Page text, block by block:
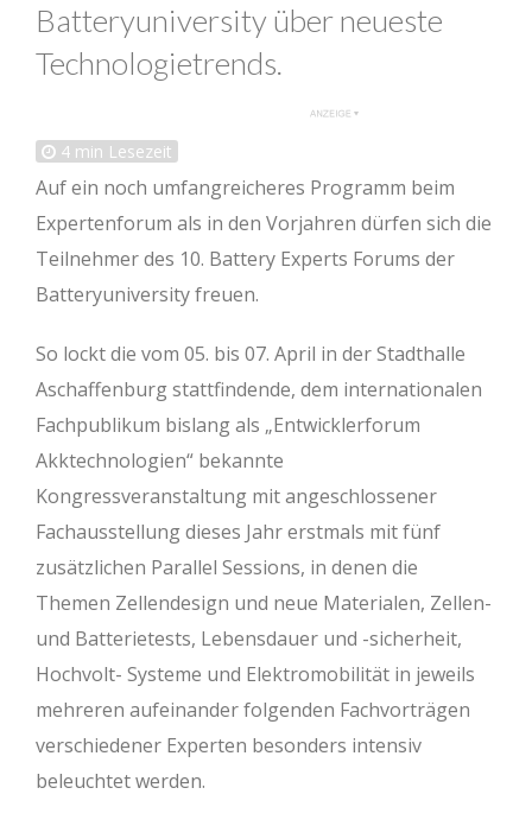
Batteryuniversity über neueste
Technologietrends.
4 min Lesezeit
Auf ein noch umfangreicheres Programm beim
Expertenforum als in den Vorjahren dürfen sich die
Teilnehmer des 10. Battery Experts Forums der
Batteryuniversity freuen.
So lockt die vom 05. bis 07. April in der Stadthalle
Aschaffenburg stattfindende, dem internationalen
Fachpublikum bislang als „Entwicklerforum
Akktechnologien“ bekannte
Kongressveranstaltung mit angeschlossener
Fachausstellung dieses Jahr erstmals mit fünf
zusätzlichen Parallel Sessions, in denen die
Themen Zellendesign und neue Materialen, Zellen-
und Batterietests, Lebensdauer und -sicherheit,
Hochvolt- Systeme und Elektromobilität in jeweils
mehreren aufeinander folgenden Fachvorträgen
verschiedener Experten besonders intensiv
beleuchtet werden.